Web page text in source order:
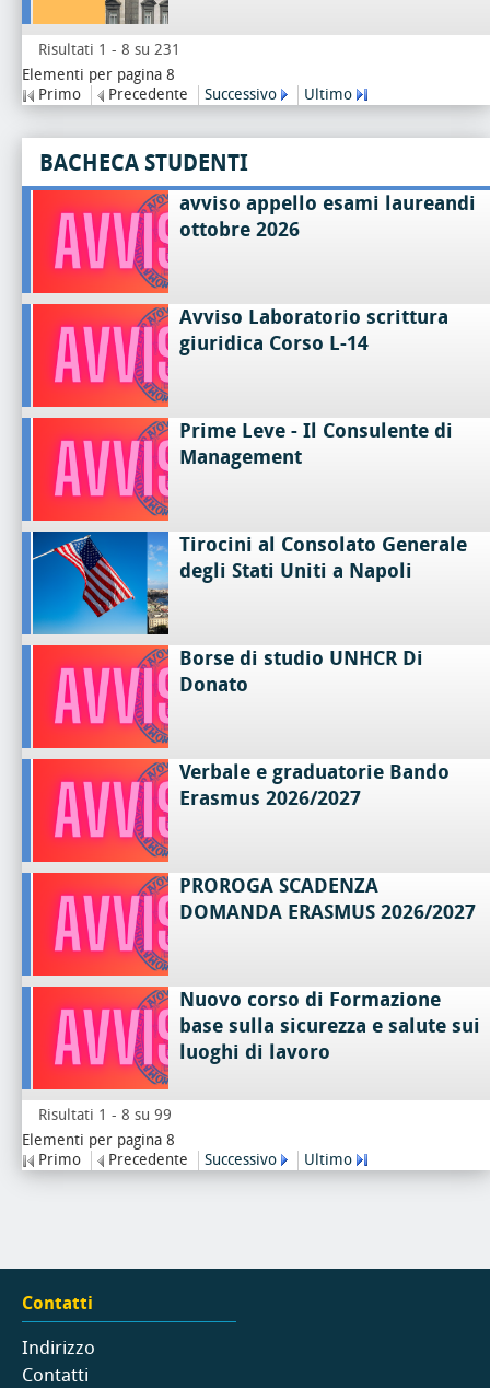
Risultati 1 - 8 su 231
Elementi per pagina 8
Primo
Precedente Successivo Ultimo
BACHECA STUDENTI
avviso appello esami laureandi
ottobre 2026
Avviso Laboratorio scrittura
giuridica Corso L-14
Prime Leve - Il Consulente di
Management
Tirocini al Consolato Generale
degli Stati Uniti a Napoli
Borse di studio UNHCR Di
Donato
Verbale e graduatorie Bando
Erasmus 2026/2027
PROROGA SCADENZA
DOMANDA ERASMUS 2026/2027
Nuovo corso di Formazione
base sulla sicurezza e salute sui
luoghi di lavoro
Risultati 1 - 8 su 99
Elementi per pagina 8
Primo
Precedente Successivo Ultimo
Contatti
Indirizzo
Contatti